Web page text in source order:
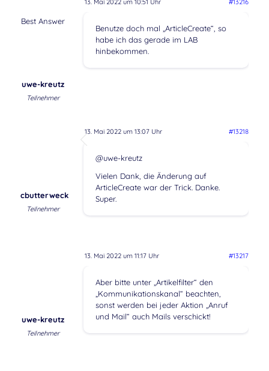
13. Mai 2022 um 10:51 Uhr #13216
Best Answer
uwe-kreutz
Teilnehmer
Benutze doch mal „ArticleCreate“, so
habe ich das gerade im LAB
hinbekommen.
13. Mai 2022 um 13:07 Uhr #13218
cbutterweck
Teilnehmer
@uwe-kreutz
Vielen Dank, die Änderung auf
ArticleCreate war der Trick. Danke.
Super.
13. Mai 2022 um 11:17 Uhr #13217
uwe-kreutz
Teilnehmer
Aber bitte unter „Artikelfilter“ den
„Kommunikationskanal“ beachten,
sonst werden bei jeder Aktion „Anruf
und Mail“ auch Mails verschickt!